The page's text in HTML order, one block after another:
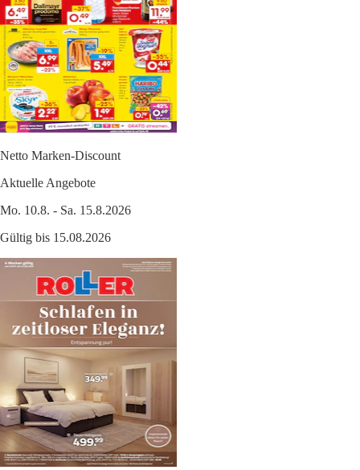
Netto Marken-Discount
Aktuelle Angebote
Mo. 10.8. - Sa. 15.8.2026
Gültig bis 15.08.2026